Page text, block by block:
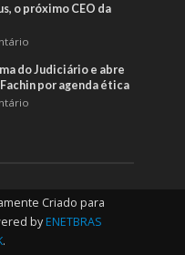
o próximo CEO da
do Judiciário e abre
por agenda ética
Criado para
by ENETBRAS
.